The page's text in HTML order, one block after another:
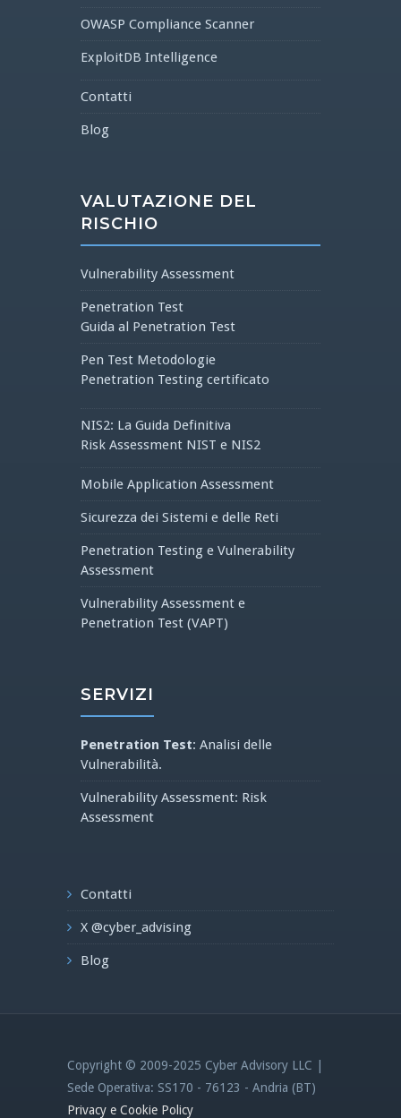
OWASP Compliance Scanner
ExploitDB Intelligence
Contatti
Blog
VALUTAZIONE DEL
RISCHIO
Vulnerability Assessment
Penetration Test
Guida al Penetration Test
Pen Test Metodologie
Penetration Testing certificato
NIS2: La Guida Definitiva
Risk Assessment NIST e NIS2
Mobile Application Assessment
Sicurezza dei Sistemi e delle Reti
Penetration Testing e Vulnerability
Assessment
Vulnerability Assessment e
Penetration Test (VAPT)
SERVIZI
Penetration Test: Analisi delle
Vulnerabilità.
Vulnerability Assessment: Risk
Assessment
Contatti
X @cyber_advising
Blog
Copyright © 2009-2025 Cyber Advisory LLC |
Sede Operativa: SS170 - 76123 - Andria (BT)
Privacy e Cookie Policy